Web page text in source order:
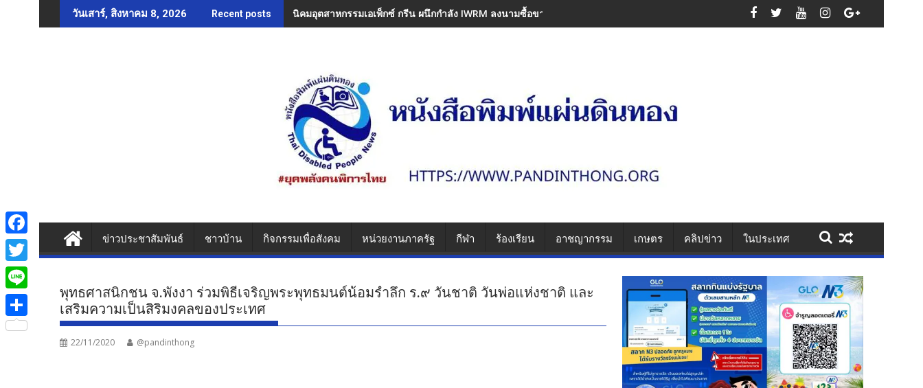
to
วันเสาร์, สิงหาคม 8, 2026 Recent posts นิคมอุตสาหกรรมเอเพ็กซ์ กรีน ผนึกกำลัง IWRM ลงนามซื้อขายน้ำเพื่ออุตสาหกรรม เสริมความมั่นคงระบบสาธารณูปโภค รองรับการเติบโตเขตพัฒนาพิเศ
ข่าวประชาสัมพันธ์ ชาวบ้าน กิจกรรมเพื่อสังคม หน่วยงานภาครัฐ กีฬา ร้องเรียน อาชญากรรม เกษตร คลิปข่าว ในประเทศ
พุทธศาสนิกชน จ.พังงา ร่วมพิธีเจริญพระพุทธมนต์น้อมรำลึก ร.๙ วันชาติ วันพ่อแห่งชาติ และ
เสริมความเป็นสิริมงคลของประเทศ
22/11/2020 @pandinthong
F
a
c
e
b
T
w
i
L
iS